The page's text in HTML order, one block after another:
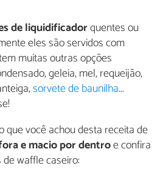
de liquidificadorquentes ou
eles são servidos com
muitas outras opções
geleia, mel, requeijão,
sorvete de baunilha...
que você achou desta receita de
e macio por dentroe confira
waffle caseiro: